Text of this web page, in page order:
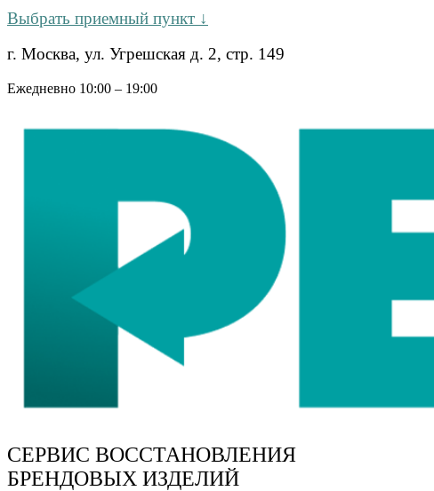
Выбрать приемный пункт ↓
г. Москва, ул. Угрешская д. 2, стр. 149
Ежедневно 10:00 – 19:00
СЕРВИС ВОССТАНОВЛЕНИЯ
БРЕНДОВЫХ ИЗДЕЛИЙ